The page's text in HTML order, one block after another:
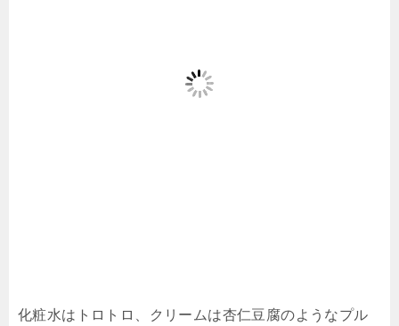
化粧水はトロトロ、クリームは杏仁豆腐のようなプル